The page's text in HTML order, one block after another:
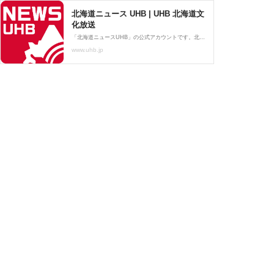
北海道ニュース UHB | UHB 北海道文
化放送
「北海道ニュースUHB」の公式アカウントです。北海道の事件事故から、災害、政治、トピックスまで最新ニュースをお届けします。
www.uhb.jp